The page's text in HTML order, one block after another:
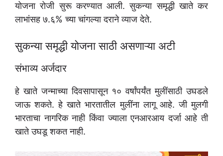
योजना रोजी सुरू करण्यात आली. सुकन्या समृद्धी खाते कर
लाभांसह ७.६% च्या चांगल्या दराने व्याज देते.
सुकन्या समृद्धी योजना साठी असणाऱ्या अटी
संभाव्य अर्जदार
हे खाते जन्माच्या दिवसापासून १० वर्षांपर्यंत मुलींसाठी उघडले
जाऊ शकते. हे खाते भारतातील मुलींना लागू आहे. जी मुलगी
भारताचा नागरिक नाही किंवा ज्याला एनआरआय दर्जा आहे ती
खाते उघडू शकत नाही.